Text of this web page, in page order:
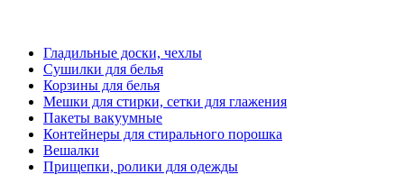
Гладильные доски, чехлы
Сушилки для белья
Корзины для белья
Мешки для стирки, сетки для глажения
Пакеты вакуумные
Контейнеры для стирального порошка
Вешалки
Прищепки, ролики для одежды